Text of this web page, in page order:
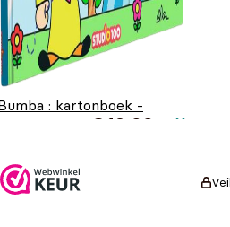
: kartonboek -
€ 12,99